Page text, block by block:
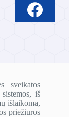
sveikatos
iš
išlaikoma,
priežiūros